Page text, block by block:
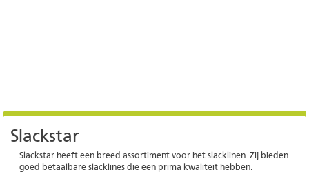
Slackstar
Slackstar heeft een breed assortiment voor het slacklinen. Zij bieden
goed betaalbare slacklines die een prima kwaliteit hebben.